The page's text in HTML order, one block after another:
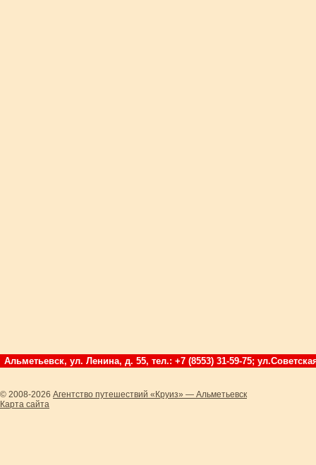
Альметьевск, ул. Ленина, д. 55, тел.: +7 (8553) 31-59-75;
© 2008-2026 Агентство путешествий «Круиз» — Альметьевск
Карта сайта